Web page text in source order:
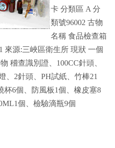
卡 分類區 A 分
類號96002 古物
名稱 食品檢查箱
來源:三峽區衛生所 現狀 一個
稽查識別證、100CC針頭、
、2針頭、PH試紙、竹棒21
杯6個、防風板1個、橡皮塞8
個、檢驗滴瓶9個